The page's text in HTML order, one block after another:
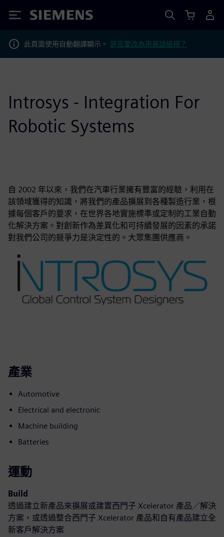
Siemens
此頁面使用自動翻譯顯示。 是否要改為用英語檢視？
Introsys - Integration For
Robotic Systems
自 2002 年以來，我們在汽車行業擁有豐富的經驗，利用在
該領域獲得的知識，將我們的產品擴展到各種製造行業，根
據每個客戶的要求，在世界各地實施標準或定制的工業自動
化解決方案。對創新作為差異化和可持續發展的因素的承諾
對我們公司的競爭力是決定性的。大眾集團供應商。
產業
Automotive
Electrical and electronic
Machine building
Batteries
運動
Build
透過建立新產品來擴展或建置西門子 Xcelerator 產品／解決
方案，或透過整合西門子 Xcelerator 產品和自有產品建立全
新客戶解決方案